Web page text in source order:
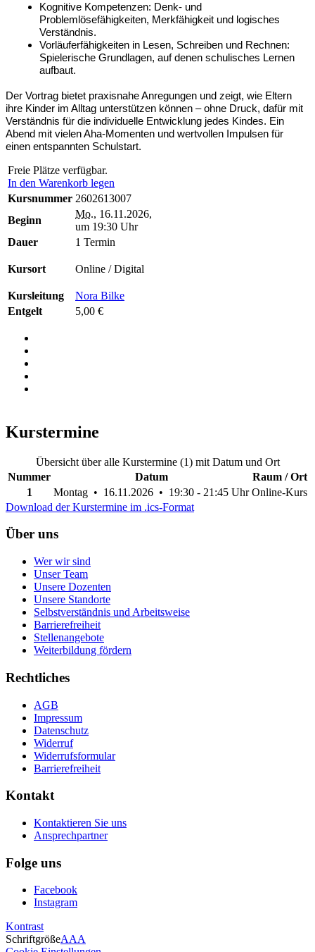
Kognitive Kompetenzen: Denk- und
Problemlösefähigkeiten, Merkfähigkeit und logisches
Verständnis.
Vorläuferfähigkeiten in Lesen, Schreiben und Rechnen:
Spielerische Grundlagen, auf denen schulisches Lernen
aufbaut.
Der Vortrag bietet praxisnahe Anregungen und zeigt, wie Eltern
ihre Kinder im Alltag unterstützen können – ohne Druck, dafür mit
Verständnis für die individuelle Entwicklung jedes Kindes. Ein
Abend mit vielen Aha-Momenten und wertvollen Impulsen für
einen entspannten Schulstart.
Freie Plätze verfügbar.
In den Warenkorb legen
Kursnummer 2602613007
Beginn
Mo., 16.11.2026,
um 19:30 Uhr
Dauer
1 Termin
Kursort Online / Digital
Kursleitung
Nora Bilke
Entgelt
5,00 €
Kurstermine
Übersicht über alle Kurstermine (1) mit Datum und Ort
Nummer
Datum
Raum / Ort
1
Montag • 16.11.2026 • 19:30 - 21:45 Uhr Online-Kurs
Download der Kurstermine im .ics-Format
Über uns
Wer wir sind
Unser Team
Unsere Dozenten
Unsere Standorte
Selbstverständnis und Arbeitsweise
Barrierefreiheit
Stellenangebote
Weiterbildung fördern
Rechtliches
AGB
Impressum
Datenschutz
Widerruf
Widerrufsformular
Barrierefreiheit
Kontakt
Kontaktieren Sie uns
Ansprechpartner
Folge uns
Facebook
Instagram
Kontrast
SchriftgrößeAAA